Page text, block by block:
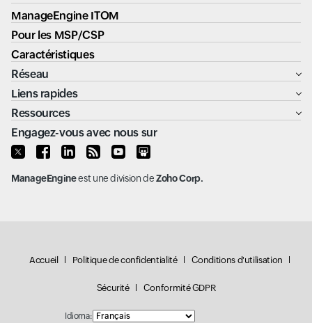
ManageEngine ITOM
Pour les MSP/CSP
Caractéristiques
Réseau
Liens rapides
Ressources
Engagez-vous avec nous sur
ManageEngineest une division deZoho Corp.
Accueil Politique de confidentialité Conditions d'utilisation
Sécurité Conformité GDPR
Idioma: